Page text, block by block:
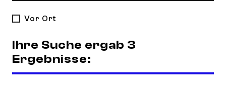
Vor Ort
Ihre Suche ergab 3
Ergebnisse: